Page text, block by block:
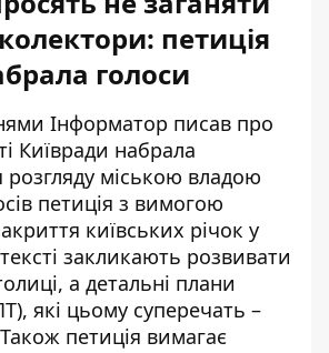
петиція
голоси
Інформатор писав про
Київради набрала
розгляду міською владою
петиція з вимогою
київських річок у
закликають розвивати
а детальні плани
які цьому суперечать –
петиція вимагає